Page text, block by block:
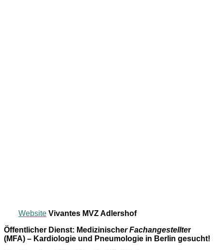
Website Vivantes MVZ Adlershof
Öffentlicher Dienst: Medizinischer Fachangestellter
(MFA) – Kardiologie und Pneumologie in Berlin gesucht!